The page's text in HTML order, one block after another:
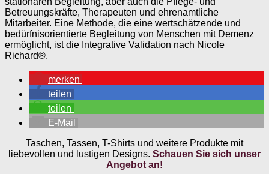
Betreuungskräfte, Therapeuten und ehrenamtliche
Mitarbeiter. Eine Methode, die eine wertschätzende und
bedürfnisorientierte Begleitung von Menschen mit Demenz
ermöglicht, ist die Integrative Validation nach Nicole
Richard®.
merken
teilen
teilen
E-Mail
Taschen, Tassen, T-Shirts und weitere Produkte mit
liebevollen und lustigen Designs. Schauen Sie sich unser
Angebot an!